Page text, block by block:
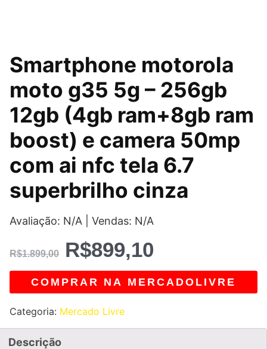
Smartphone motorola
moto g35 5g – 256gb
12gb (4gb ram+8gb ram
boost) e camera 50mp
com ai nfc tela 6.7
superbrilho cinza
Avaliação: N/A | Vendas: N/A
R$1.899,00
O
preço
original
era:
R$1.899,00.
R$899,10
O
preço
atual
é:
R$899,10.
COMPRAR NA MERCADOLIVRE
Categoria: Mercado Livre
Descrição